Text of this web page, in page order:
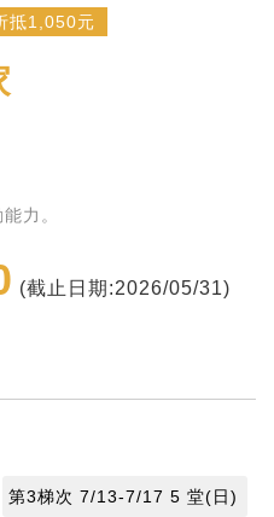
抵1,050元
力。
(截止日期:2026/05/31)
第3梯次 7/13-7/17 5 堂(日)